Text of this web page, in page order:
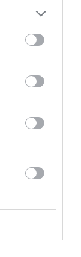
10 aug, 18:45